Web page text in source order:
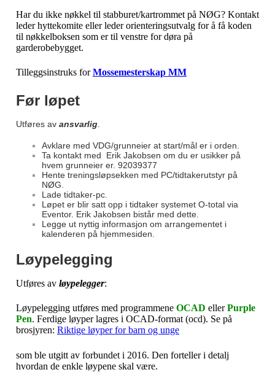
Har du ikke nøkkel til stabburet/kartrommet på NØG? Kontakt
leder hyttekomite eller leder orienteringsutvalg for å få koden
til nøkkelboksen som er til venstre for døra på
garderobebygget.
Tilleggsinstruks forMossemesterskap MM
Før løpet
Utføres av ansvarlig
Avklare med VDG/grunneier at start/mål er i orden.
Ta kontakt med Erik Jakobsen om du er usikker på
hvem grunneier er. 92039377
Hente treningsløpsekken med PC/tidtakerutstyr på
NØG.
Lade tidtaker-pc.
Løpet er blir satt opp i tidtaker systemet O-total via
Eventor. Erik Jakobsen bistår med dette.
Legge ut nyttig informasjon om arrangementet i
kalenderen på hjemmesiden.
Løypelegging
Utføres av løypelegger:
Løypelegging utføres med programmene OCAD ellerPurple
Pen. Ferdige løyper lagres i OCAD-format (ocd). Se på
brosjyren: Riktige løyper for barn og unge
som ble utgitt av forbundet i 2016. Den forteller i detalj
hvordan de enkle løypene skal være.